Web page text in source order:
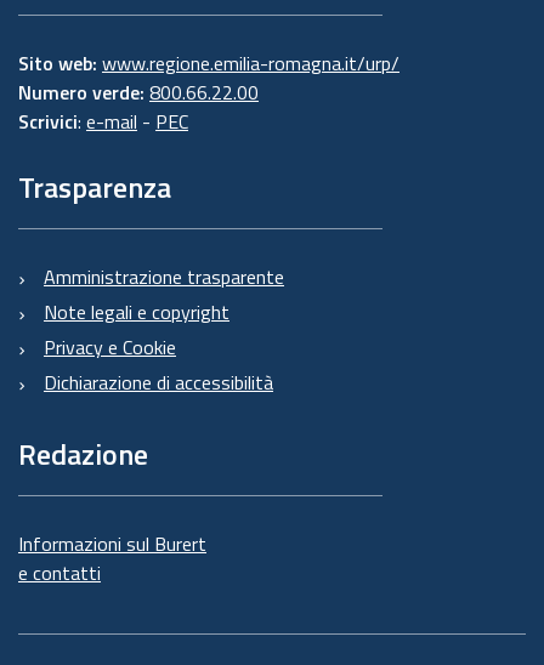
Sito web: www.regione.emilia-romagna.it/urp/
Numero verde: 800.66.22.00
Scrivici: e-mail - PEC
Trasparenza
Amministrazione trasparente
Note legali e copyright
Privacy e Cookie
Dichiarazione di accessibilità
Redazione
Informazioni sul Burert
e contatti